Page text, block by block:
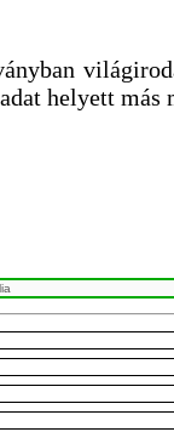
helyett más